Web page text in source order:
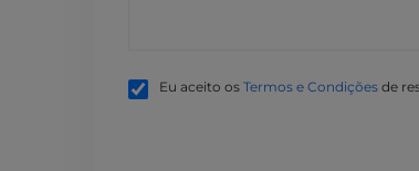
Eu aceito osTermos e Condições de